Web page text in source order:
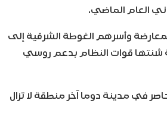
العام الماضي.
وأسرهم الغوطة الشرقية إلى
شنتها قوات النظام بدعم روسي
عن قلقها الشديد بشأن مصير أكثر من 70 ألفا محاصر في مدينة دوما آخر منطقة لا تزال